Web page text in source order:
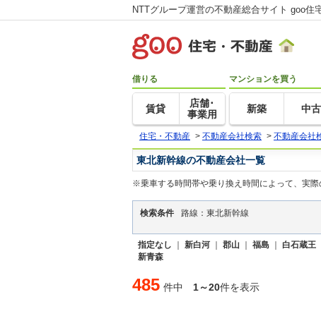
NTTグループ運営の不動産総合サイト goo住
借りる
賃貸
店舗･
事業用
マンションを買う
新築 中古
住宅・不動産 > 不動産会社検索 > 不動産会社
東北新幹線の不動産会社一覧
※乗車する時間帯や乗り換え時間によって、実際
検索条件 路線：東北新幹線
指定なし ｜ 新白河 ｜ 郡山 ｜ 福島 ｜ 白石蔵王
新青森
485 件中 1～20件を表示